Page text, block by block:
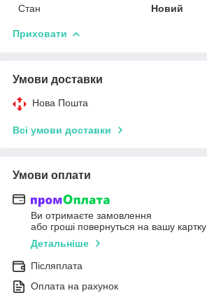
Стан
Новий
Приховати
Умови доставки
Нова Пошта
Всі умови доставки
Умови оплати
Ви отримаєте замовлення
або гроші повернуться на вашу картку
Детальніше
Післяплата
Оплата на рахунок